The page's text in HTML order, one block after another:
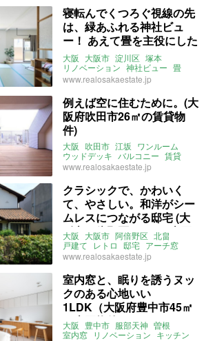
寝転んでくつろぐ視線の先
は、緑あふれる神社ビュ
ー！ あえて畳を主役にした
リノベ1LDK (大阪市淀川区
49㎡の賃貸物件)
大阪 大阪市 淀川区 塚本
リノベーション 神社ビュー 畳
1LDK 友人や兄弟とのシェア可
賃貸
www.realosakaestate.jp
例えば空に住むために。(大
阪府吹田市26㎡の賃貸物
件)
大阪 吹田市 江坂 ワンルーム
ウッドデッキ バルコニー 賃貸
www.realosakaestate.jp
クラシックで、かわいく
て、やさしい。和洋がシー
ムレスにつながる邸宅 (大
阪市阿倍野区234㎡の売買
物件)
大阪 大阪市 阿倍野区 北畠
戸建て レトロ 邸宅 アーチ窓
丸窓 テラス 洋和融合
www.realosakaestate.jp
室内窓と、眠りを誘うヌッ
クのある心地いい
1LDK（大阪府豊中市45㎡
の売買物件）
大阪 豊中市 服部天神 曽根
室内窓 リノベーション キッチン